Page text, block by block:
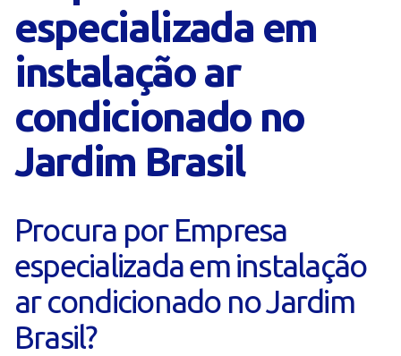
especializada em
instalação ar
condicionado no
Jardim Brasil
Procura por Empresa
especializada em instalação
ar condicionado no Jardim
Brasil?